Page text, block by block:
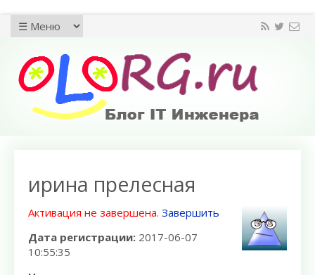
ирина прелесная
Активация не завершена. Завершить
Дата регистрации: 2017-06-07
10:55:35